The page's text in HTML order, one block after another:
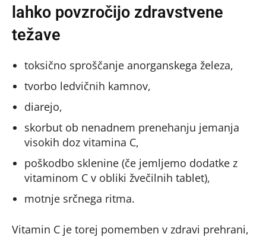
lahko povzročijo zdravstvene
težave
toksično sproščanje anorganskega železa,
tvorbo ledvičnih kamnov,
diarejo,
skorbut ob nenadnem prenehanju jemanja
visokih doz vitamina C,
poškodbo sklenine (če jemljemo dodatke z
vitaminom C v obliki žvečilnih tablet),
motnje srčnega ritma.
Vitamin C je torej pomemben v zdravi prehrani,